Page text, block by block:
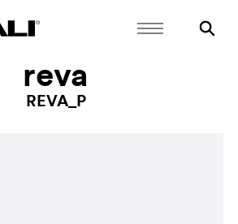
reva
REVA_P